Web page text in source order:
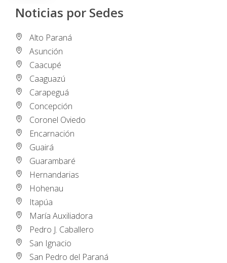
Noticias por Sedes
Alto Paraná
Asunción
Caacupé
Caaguazú
Carapeguá
Concepción
Coronel Oviedo
Encarnación
Guairá
Guarambaré
Hernandarias
Hohenau
Itapúa
María Auxiliadora
Pedro J. Caballero
San Ignacio
San Pedro del Paraná